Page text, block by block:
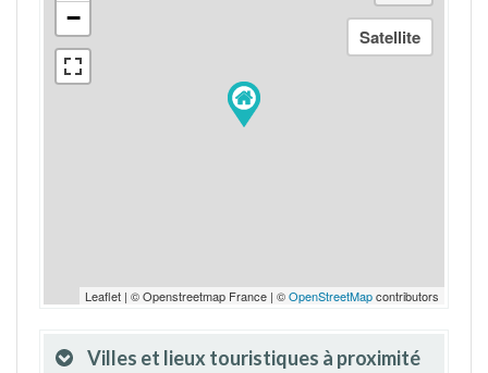
−
Leaflet | © Openstreetmap France | ©OpenStreetMapcontributors
Villes et lieux touristiques à proximité